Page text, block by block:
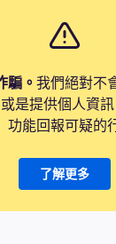
騙。 我們絕對不
是提供個人資
功能回報可疑的
了解更多